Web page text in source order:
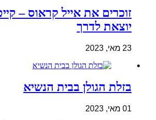
זוכרים את אייל קראוס –
יוצאת לדרך
23 מאי, 2023
בזלת הגולן בבית הנשיא
01 מאי, 2023